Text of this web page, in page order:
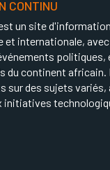
CONTINU
un site
et internationale,
politiques,
du continent
sur des sujets variés,
initiatives